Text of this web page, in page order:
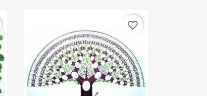
favorite_border